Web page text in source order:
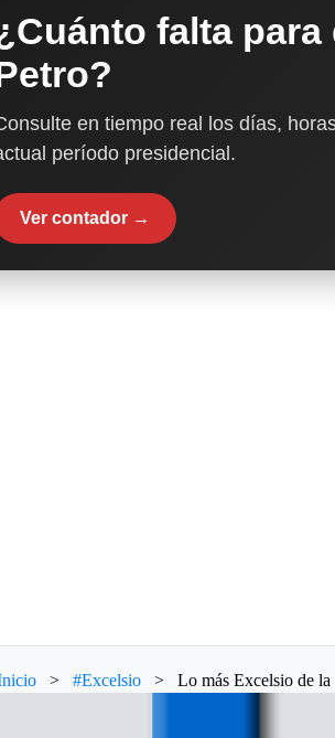
falta
en tiempo real los días,
período presidencial.
Ver contador →
> #Excelsio > Lo más Excelsio de